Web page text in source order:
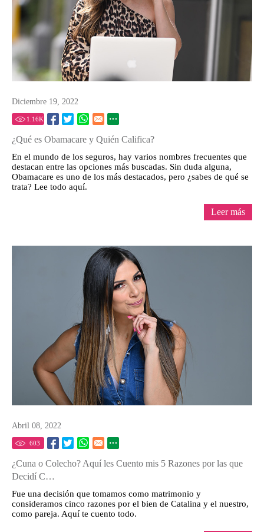
Diciembre 19, 2022
1.16K
¿Qué es Obamacare y Quién Califica?
En el mundo de los seguros, hay varios nombres frecuentes que
destacan entre las opciones más buscadas. Sin duda alguna,
Obamacare es uno de los más destacados, pero ¿sabes de qué se
trata? Lee todo aquí.
Leer más
Abril 08, 2022
603
¿Cuna o Colecho? Aquí les Cuento mis 5 Razones por las que
Decidí C…
Fue una decisión que tomamos como matrimonio y
consideramos cinco razones por el bien de Catalina y el nuestro,
como pareja. Aquí te cuento todo.